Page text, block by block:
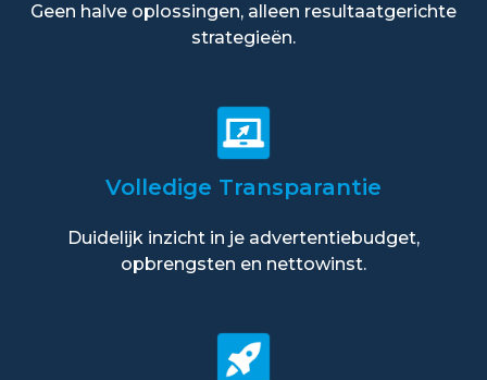
Geen halve oplossingen, alleen resultaatgerichte
strategieën.
Volledige Transparantie
Duidelijk inzicht in je advertentiebudget,
opbrengsten en nettowinst.